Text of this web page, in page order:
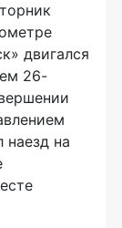
двигался
26-
наезд на